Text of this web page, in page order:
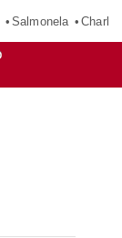
Salmonela